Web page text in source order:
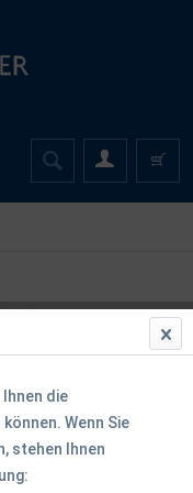
die
Wenn Sie
stehen Ihnen